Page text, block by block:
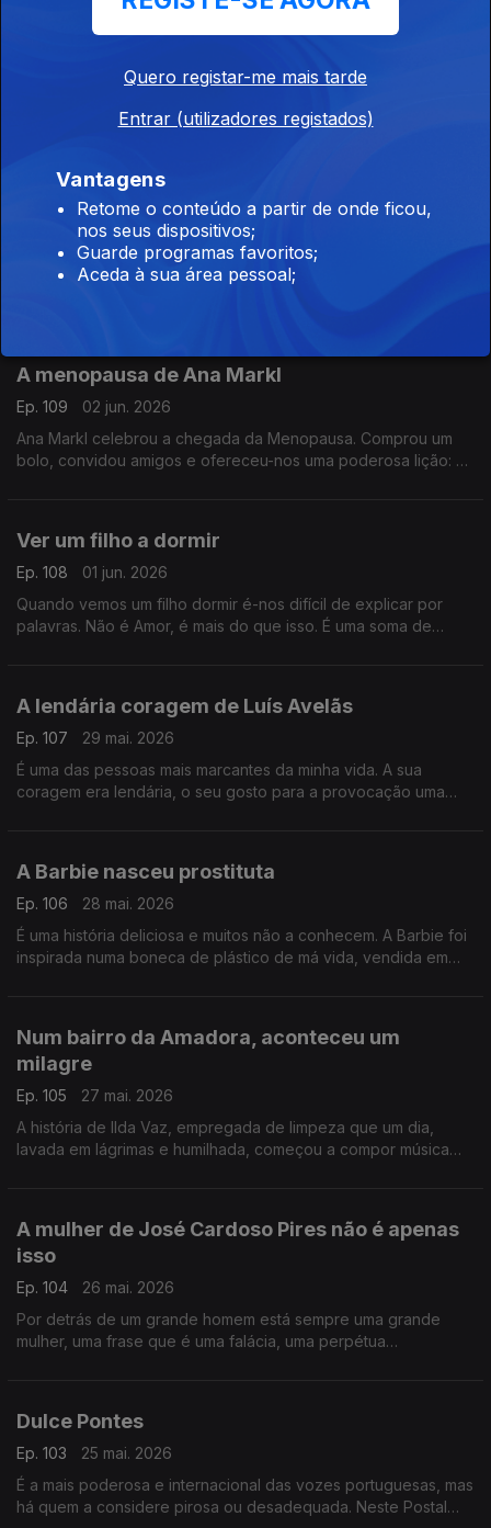
04 jun. 2026
A primeira palavra que dizemos é tão importante como a última.
Ou como a que não nos saiu da boca na altura certa ou a
fascinante
João Lagos e a pulhice
03 jun. 2026
João Lagos é um dos maiores empreendedores da história do
A menopausa de Ana Markl
Ep. 109
02 jun. 2026
Ana Markl celebrou a chegada da Menopausa. Comprou um
bolo, convidou amigos e ofereceu-nos uma poderosa lição: a
Ver um filho a dormir
Ep. 108
01 jun. 2026
Quando vemos um filho dormir é-nos difícil de explicar por
palavras. Não é Amor, é mais do que isso. É uma soma de
A lendária coragem de Luís Avelãs
Ep. 107
29 mai. 2026
É uma das pessoas mais marcantes da minha vida. A sua
coragem era lendária, o seu gosto para a provocação uma
A Barbie nasceu prostituta
Ep. 106
28 mai. 2026
É uma história deliciosa e muitos não a conhecem. A Barbie foi
inspirada numa boneca de plástico de má vida, vendida em
Num bairro da Amadora, aconteceu um
milagre
Ep. 105
27 mai. 2026
A história de Ilda Vaz, empregada de limpeza que um dia,
lavada em lágrimas e humilhada, começou a compor música
A mulher de José Cardoso Pires não é apenas
isso
Ep. 104
26 mai. 2026
Por detrás de um grande homem está sempre uma grande
mulher, uma frase que é uma falácia, uma perpétua
Dulce Pontes
Ep. 103
25 mai. 2026
É a mais poderosa e internacional das vozes portuguesas, mas
há quem a considere pirosa ou desadequada. Neste Postal
Quero registar-me mais tarde
Entrar (utilizadores registados)
Vantagens
Retome o conteúdo a partir de onde ficou,
nos seus dispositivos;
Guarde programas favoritos;
Aceda à sua área pessoal;